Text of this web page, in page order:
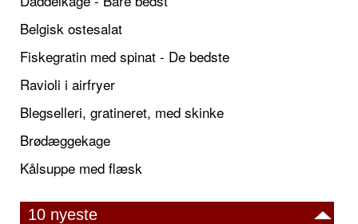
Belgisk ostesalat
Fiskegratin med spinat - De bedste
Ravioli i airfryer
Blegselleri, gratineret, med skinke
Brødæggekage
Kålsuppe med flæsk
10 nyeste